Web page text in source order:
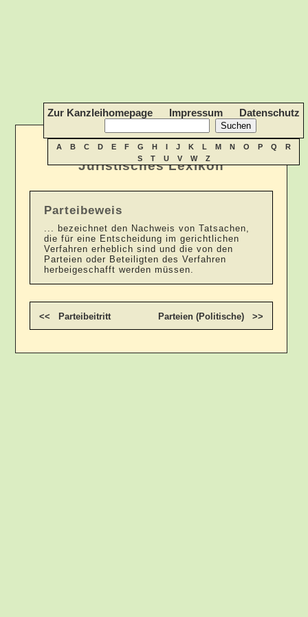
Juristisches Lexikon
Zur Kanzleihomepage Impressum Datenschutz
A B C D E F G H I J K L M N O P Q
R
S
T U V W Z
Parteibeweis
... bezeichnet den Nachweis von Tatsachen,
die für eine Entscheidung im gerichtlichen
Verfahren erheblich sind und die von den
Parteien oder Beteiligten des Verfahren
herbeigeschafft werden müssen.
<< Parteibeitritt Parteien (Politische) >>